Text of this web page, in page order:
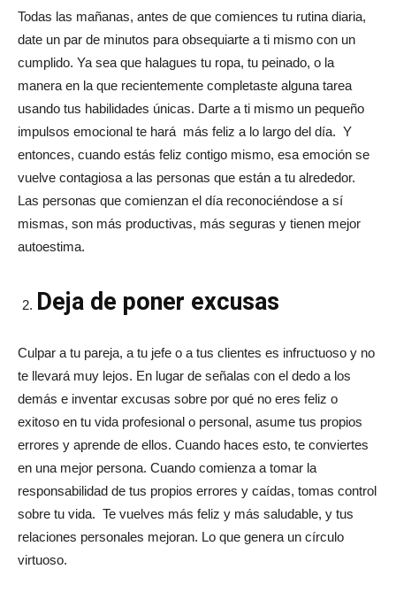
Todas las mañanas, antes de que comiences tu rutina diaria,
date un par de minutos para obsequiarte a ti mismo con un
cumplido. Ya sea que halagues tu ropa, tu peinado, o la
manera en la que recientemente completaste alguna tarea
usando tus habilidades únicas. Darte a ti mismo un pequeño
impulsos emocional te hará más feliz a lo largo del día. Y
entonces, cuando estás feliz contigo mismo, esa emoción se
vuelve contagiosa a las personas que están a tu alrededor.
Las personas que comienzan el día reconociéndose a sí
mismas, son más productivas, más seguras y tienen mejor
autoestima.
Deja de poner excusas
Culpar a tu pareja, a tu jefe o a tus clientes es infructuoso y no
te llevará muy lejos. En lugar de señalas con el dedo a los
demás e inventar excusas sobre por qué no eres feliz o
exitoso en tu vida profesional o personal, asume tus propios
errores y aprende de ellos. Cuando haces esto, te conviertes
en una mejor persona. Cuando comienza a tomar la
responsabilidad de tus propios errores y caídas, tomas control
sobre tu vida. Te vuelves más feliz y más saludable, y tus
relaciones personales mejoran. Lo que genera un círculo
virtuoso.